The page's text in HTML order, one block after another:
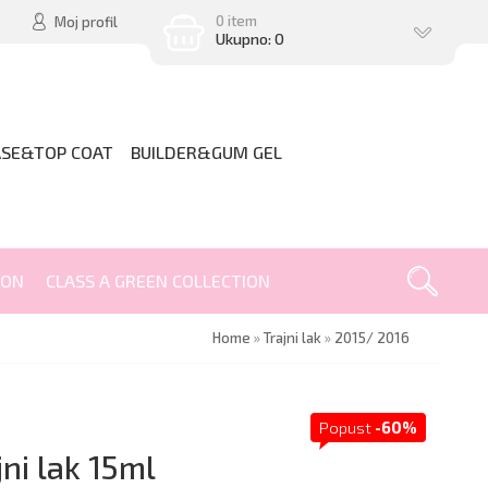
Moj profil 0 item
Ukupno: 0
COAT BUILDER&GUM GEL
CLASS A GREEN COLLECTION
Home »Trajni lak » 2015/ 2016
Popust -60%
lak 15ml